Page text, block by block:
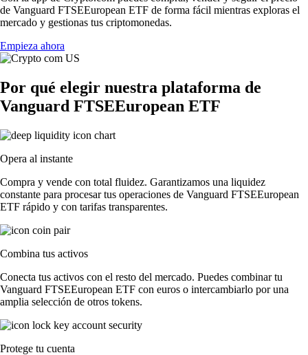
de Vanguard FTSEEuropean ETF de forma fácil mientras exploras el
mercado y gestionas tus criptomonedas.
Empieza ahora
Por qué elegir nuestra plataforma de
Vanguard FTSEEuropean ETF
Opera al instante
Compra y vende con total fluidez. Garantizamos una liquidez
constante para procesar tus operaciones de Vanguard FTSEEuropean
ETF rápido y con tarifas transparentes.
Combina tus activos
Conecta tus activos con el resto del mercado. Puedes combinar tu
Vanguard FTSEEuropean ETF con euros o intercambiarlo por una
amplia selección de otros tokens.
Protege tu cuenta